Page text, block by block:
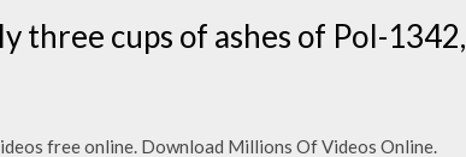
three cups of ashes of PoI-1342,
free online. Download Millions Of Videos Online.